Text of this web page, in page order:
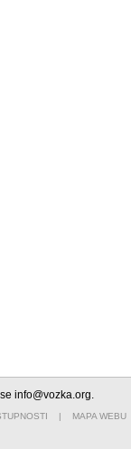
info@vozka.org.
| MAPA WEBU